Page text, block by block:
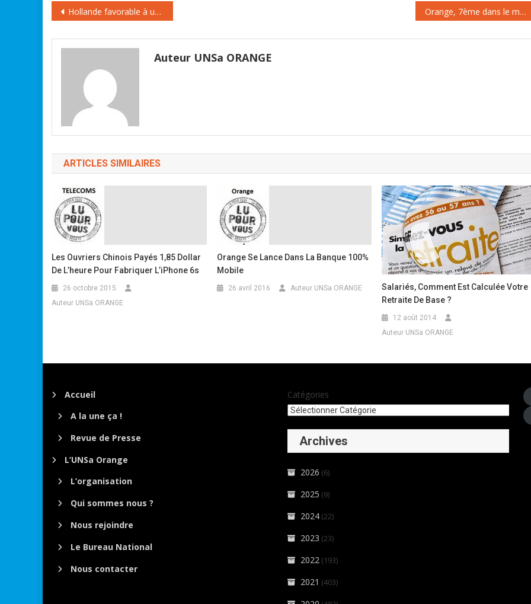
France d’Orange. Il…
Navigation
de
l’article
Hollande favorable à un rapprochement entre le CSA et l’ARCEP Orange, 7ème dans le monde
Auteur UNSa ORANGE
ARTICLES SIMILAIRES
Les Ouvriers Chinois Payés 1,85 Dollar
De L’heure Pour Fabriquer L’iPhone 6s
26 octobre 2015
Auteur UNSa ORANGE
Orange Se Lance Dans La Banque 100%
Mobile
26 avril 2016 Auteur UNSa ORANGE
Salariés, Comment Est Calculée Votre
Retraite De Base ?
12 août 2014
Auteur UNSa ORANGE
Accueil
A la une ça !
Revue de Presse
L’UNSa Orange
L’organisation
Qui sommes nous ?
Nous rejoindre
Le Bureau National
Nous contacter
Catégories
Archives
2026 (6)
2025 (9)
2024 (22)
2023 (23)
2022 (193)
2021 (403)